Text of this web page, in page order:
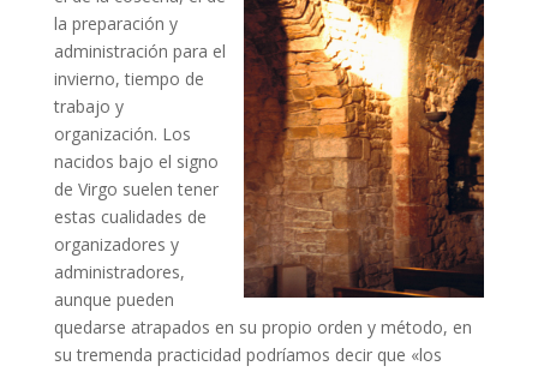
la preparación y
administración para el
invierno, tiempo de
trabajo y
organización. Los
nacidos bajo el signo
de Virgo suelen tener
estas cualidades de
organizadores y
administradores,
aunque pueden
quedarse atrapados en su propio orden y método, en
su tremenda practicidad podríamos decir que «los